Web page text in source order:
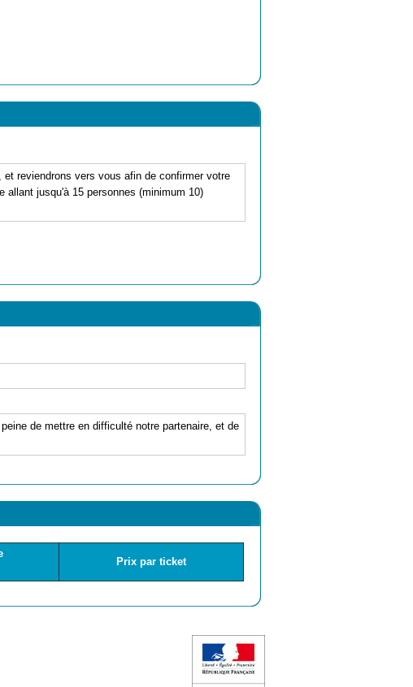
reviendrons vers vous afin de confirmer votre
allant jusqu'à 15 personnes (minimum 10)
de mettre en difficulté notre partenaire, et de
Prix par ticket